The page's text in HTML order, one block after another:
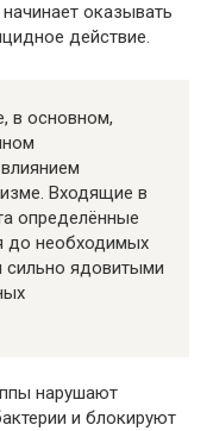
оказывать
действие.
в основном,
Входящие в
определённые
до необходимых
сильно ядовитыми
нарушают
и блокируют